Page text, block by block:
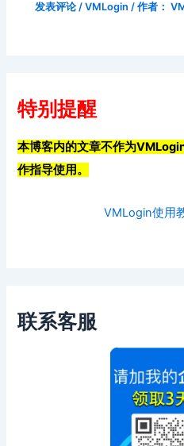
发表评论 /VMLogin / 作者：
特别提醒
本博客内的文章不作为
作指导使用。
VMLogin使用
联系客服